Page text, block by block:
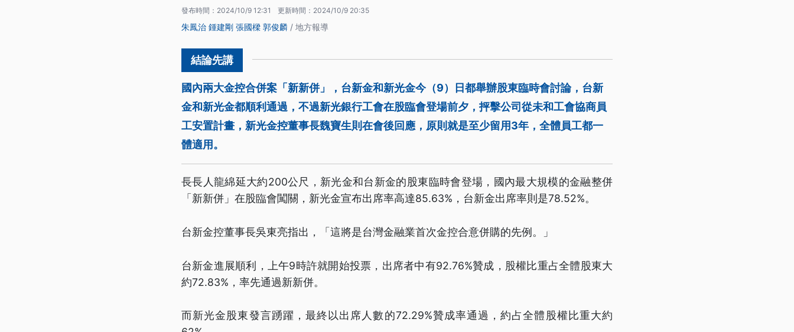
發布時間： 2024/10/9 12:31 更新時間： 2024/10/9 20:35
朱鳳治 鍾建剛 張國樑 郭俊麟 / 地方報導
國內兩大金控合併案「新新併」，台新金和新光金今（9）日都舉辦股東臨時會討論，台新
金和新光金都順利通過，不過新光銀行工會在股臨會登場前夕，抨擊公司從未和工會協商員
工安置計畫，新光金控董事長魏寶生則在會後回應，原則就是至少留用3年，全體員工都一
體適用。
長長人龍綿延大約200公尺，新光金和台新金的股東臨時會登場，國內最大規模的金融整併
「新新併」在股臨會闖關，新光金宣布出席率高達85.63%，台新金出席率則是78.52%。
台新金控董事長吳東亮指出，「這將是台灣金融業首次金控合意併購的先例。」
台新金進展順利，上午9時許就開始投票，出席者中有92.76%贊成，股權比重占全體股東大
約72.83%，率先通過新新併。
而新光金股東發言踴躍，最終以出席人數的72.29%贊成率通過，約占全體股權比重大約